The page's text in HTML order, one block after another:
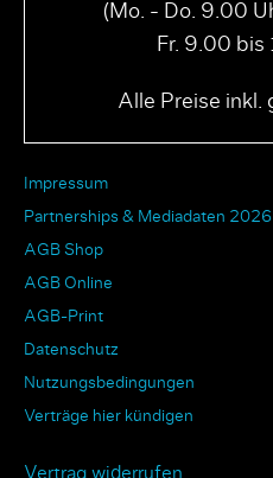
(Mo. - Do. 9.00
Fr. 9.00
Alle Preise inkl.
Impressum
Partnerships & Mediadaten 2026
AGB Shop
AGB Online
AGB-Print
Datenschutz
Nutzungsbedingungen
Verträge hier kündigen
Vertrag widerrufen